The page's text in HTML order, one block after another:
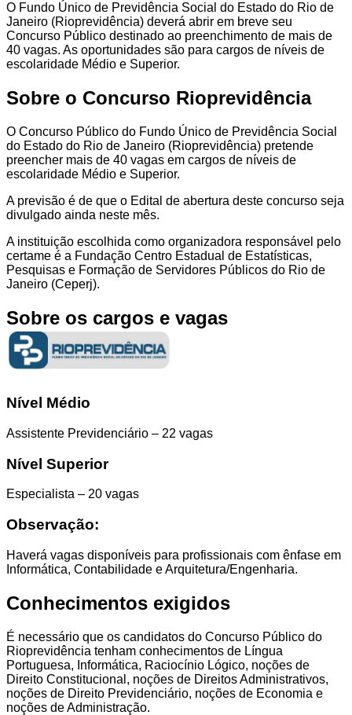
O Fundo Único de Previdência Social do Estado do Rio de
Janeiro (Rioprevidência) deverá abrir em breve seu
Concurso Público destinado ao preenchimento de mais de
40 vagas. As oportunidades são para cargos de níveis de
escolaridade Médio e Superior.
Sobre o Concurso Rioprevidência
O Concurso Público do Fundo Único de Previdência Social
do Estado do Rio de Janeiro (Rioprevidência) pretende
preencher mais de 40 vagas em cargos de níveis de
escolaridade Médio e Superior.
A previsão é de que o Edital de abertura deste concurso seja
divulgado ainda neste mês.
A instituição escolhida como organizadora responsável pelo
certame é a Fundação Centro Estadual de Estatísticas,
Pesquisas e Formação de Servidores Públicos do Rio de
Janeiro (Ceperj).
Sobre os cargos e vagas
Nível Médio
Assistente Previdenciário – 22 vagas
Nível Superior
Especialista – 20 vagas
Observação:
Haverá vagas disponíveis para profissionais com ênfase em
Informática, Contabilidade e Arquitetura/Engenharia.
Conhecimentos exigidos
É necessário que os candidatos do Concurso Público do
Rioprevidência tenham conhecimentos de Língua
Portuguesa, Informática, Raciocínio Lógico, noções de
Direito Constitucional, noções de Direitos Administrativos,
noções de Direito Previdenciário, noções de Economia e
noções de Administração.